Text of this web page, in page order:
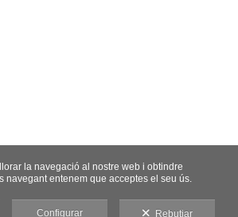
la navegació al nostre web i obtindre
navegant entenem que acceptes el seu ús.
Configurar Rebutjar